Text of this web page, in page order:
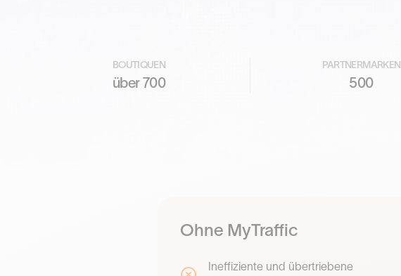
BOUTIQUEN
über 700
PARTNERMARKEN
500
Ohne MyTraffic
Ineffiziente und übertriebene